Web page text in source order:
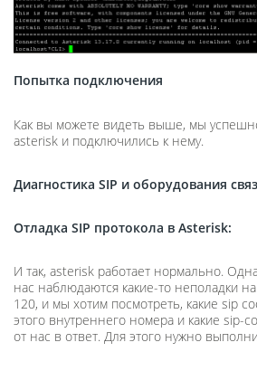
Попытка подключения
Как вы можете видеть выше, мы
asterisk и подключились к нему.
Диагностика SIP и оборудования
Отладка SIP протокола в Asterisk:
И так, asterisk работает нормально.
нас наблюдаются какие-то неполадки
120, и мы хотим посмотреть, какие sip
этого внутреннего номера и какие sip-
от нас в ответ. Для этого нужно